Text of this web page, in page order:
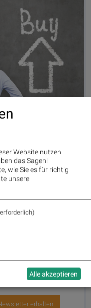
Entscheidung,
"Morning Xpresso" und
Xtrakt" heben sich deutlich
gängigen Newslettern ab.
neue Financial Literacy
für die Runplugged App
downloaden über
erhalten
Website nutzen
das Sagen!
wie Sie es für richtig
unsere
Alle akzeptieren